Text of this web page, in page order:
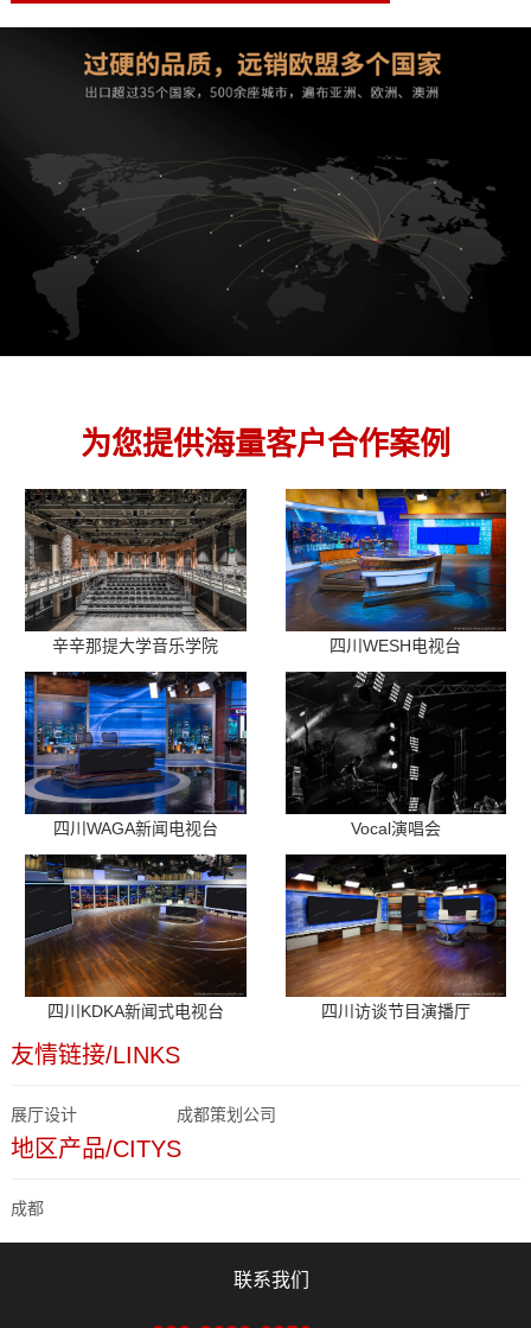
为您提供海量客户合作案例
辛辛那提大学音乐学院 四川WESH电视台
四川WAGA新闻电视台 Vocal演唱会
四川KDKA新闻式电视台 四川访谈节目演播厅
友情链接/LINKS
展厅设计 成都策划公司
地区产品/CITYS
成都
联系我们